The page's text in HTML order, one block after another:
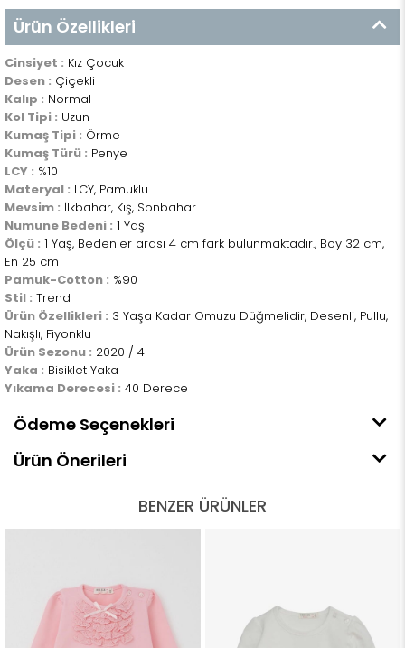
Ürün Özellikleri
Cinsiyet : Kız Çocuk
Desen : Çiçekli
Kalıp : Normal
Kol Tipi : Uzun
Kumaş Tipi : Örme
Kumaş Türü : Penye
LCY : %10
Materyal : LCY, Pamuklu
Mevsim : İlkbahar, Kış, Sonbahar
Numune Bedeni : 1 Yaş
Ölçü : 1 Yaş, Bedenler arası 4 cm fark bulunmaktadır., Boy 32 cm,
En 25 cm
Pamuk-Cotton : %90
Stil : Trend
Ürün Özellikleri : 3 Yaşa Kadar Omuzu Düğmelidir, Desenli, Pullu,
Nakışlı, Fiyonklu
Ürün Sezonu : 2020 / 4
Yaka : Bisiklet Yaka
Yıkama Derecesi : 40 Derece
Ödeme Seçenekleri
Ürün Önerileri
BENZER ÜRÜNLER